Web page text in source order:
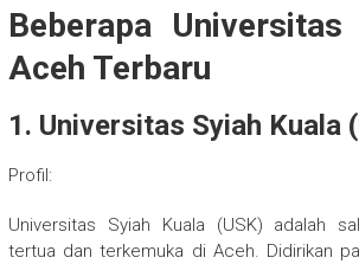
Beberapa
Aceh Terbaru
1. Universitas Syiah Kuala
Profil:
Universitas Syiah Kuala (USK) adalah
tertua dan terkemuka di Aceh. Didirikan